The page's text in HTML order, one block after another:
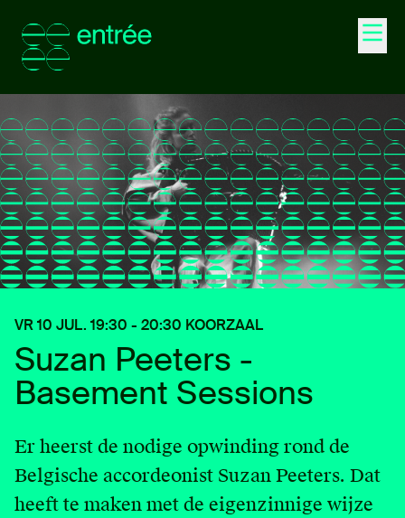
Agenda
Entrée Events
Ontdek
Word lid
Junior
35+
Contact
VR 10 JUL. 19:30 - 20:30 KOORZAAL
Suzan Peeters -
Basement Sessions
Er heerst de nodige opwinding rond de
Belgische accordeonist Suzan Peeters. Dat
heeft te maken met de eigenzinnige wijze